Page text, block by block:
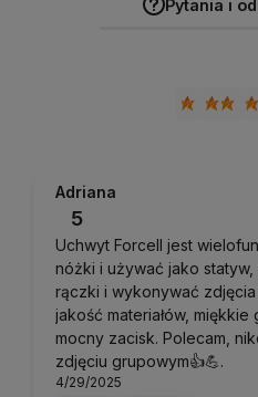
Pytania i
Adriana
5
Uchwyt Forcell jest
nóżki i używać jako
rączki i wykonywać
jakość materiałów, miękkie
mocny zacisk. Polecam,
zdjęciu grupowym👍️💪.
4/29/2025